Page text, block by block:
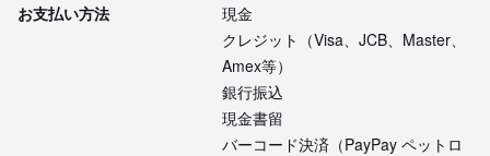
お支払い方法
現金
クレジット（Visa、JCB、Master、
Amex等）
銀行振込
現金書留
バーコード決済（PayPay ペットロ